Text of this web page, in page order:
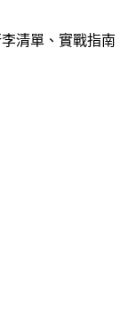
清單、實戰指南